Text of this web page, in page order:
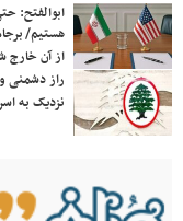
ابوالفتح:
هستیم/
از آن خارج
راز دشمنی
نزدیک به